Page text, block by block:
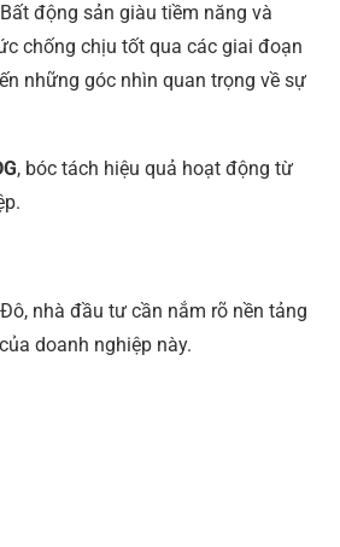
động sản giàu tiềm năng và
chống chịu tốt qua các giai đoạn
những góc nhìn quan trọng về sự
, bóc tách hiệu quả hoạt động từ
nhà đầu tư cần nắm rõ nền tảng
doanh nghiệp này.